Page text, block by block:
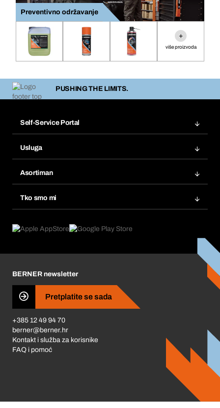
Preventivno održavanje
+
više proizvoda
PUSHING THE LIMITS.
Self-Service Portal
Popisi želja
Ponovno naručivanje
Pretplate
Usluga
Tražitelji proizvoda
Asortiman
Tko smo mi
Što nas pokreće
Business Conduct
BERNER newsletter
Pretplatite se sada
+385 12 49 94 70
berner@berner.hr
Kontakt i služba za korisnike
FAQ i pomoć